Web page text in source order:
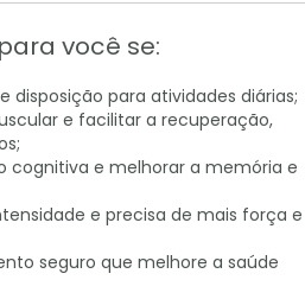
você se:
disposição para atividades diárias;
e facilitar a recuperação,
cognitiva e melhorar a memória e
e precisa de mais força e
seguro que melhore a saúde